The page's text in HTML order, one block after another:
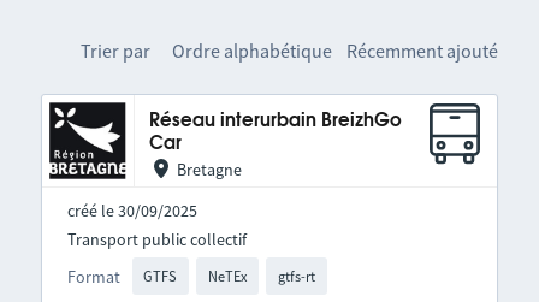
Trier par Ordre alphabétique Récemment ajouté
Réseau interurbain BreizhGo
Car
Bretagne
créé le 30/09/2025
Format GTFS NeTEx gtfs-rt
Transport public collectif